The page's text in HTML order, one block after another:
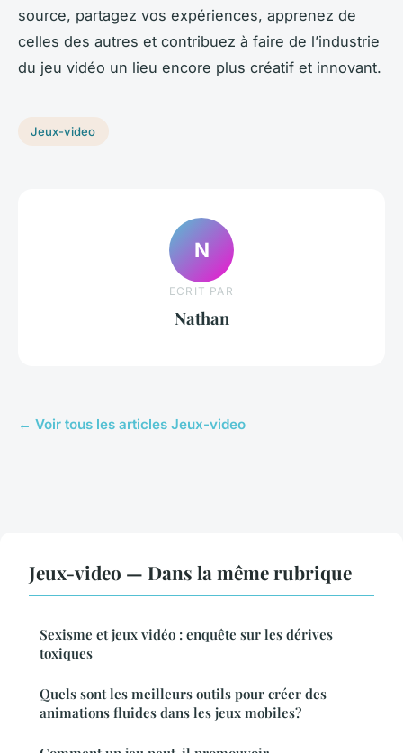
source, partagez vos expériences, apprenez de
celles des autres et contribuez à faire de l’industrie
du jeu vidéo un lieu encore plus créatif et innovant.
Jeux-video
N
ECRIT PAR
Nathan
← Voir tous les articles Jeux-video
Jeux-video — Dans la même rubrique
Sexisme et jeux vidéo : enquête sur les dérives
toxiques
Quels sont les meilleurs outils pour créer des
animations fluides dans les jeux mobiles?